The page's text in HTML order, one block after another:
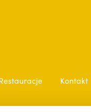
Kontakt